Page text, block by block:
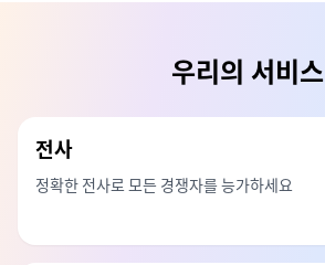
우리의 서비스
전사
정확한 전사로 모든 경쟁자를 능가하세요